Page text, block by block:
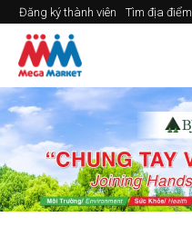
Đăng ký thành viên Tìm địa điểm